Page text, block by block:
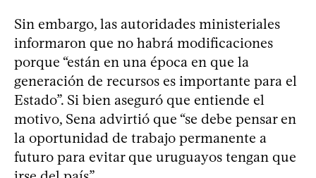
Sin embargo, las autoridades ministeriales
informaron que no habrá modificaciones
porque “están en una época en que la
generación de recursos es importante para el
Estado”. Si bien aseguró que entiende el
motivo, Sena advirtió que “se debe pensar en
la oportunidad de trabajo permanente a
futuro para evitar que uruguayos tengan que